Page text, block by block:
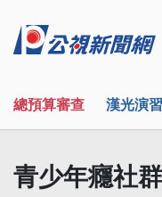
總預算審查 漢光演習
青少年癮社